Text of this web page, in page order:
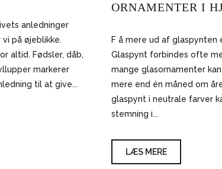
anledninger
på øjeblikke.
altid. Fødsler, dåb,
markerer
til at give...
ORNAMENTER I
F å mere ud af glaspynten
Glaspynt forbindes ofte
mange glasornamenter
mere end én måned om
glaspynt i neutrale farver
stemning i...
LÆS MERE